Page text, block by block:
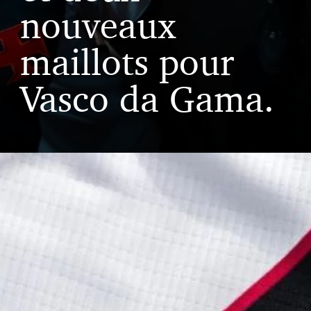
nouveaux
maillots pour
Vasco da Gama.